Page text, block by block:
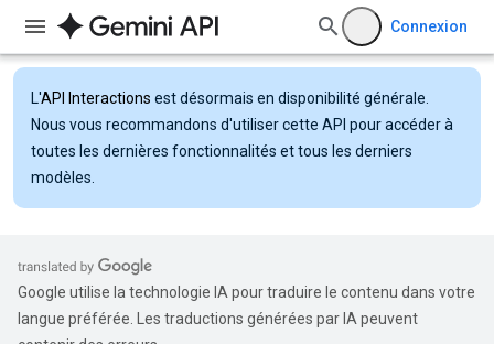
Connexion
L'API Interactions est désormais en disponibilité générale.
Nous vous recommandons d'utiliser cette API pour accéder à
toutes les dernières fonctionnalités et tous les derniers
modèles.
Google utilise la technologie IA pour traduire le contenu dans votre
langue préférée. Les traductions générées par IA peuvent